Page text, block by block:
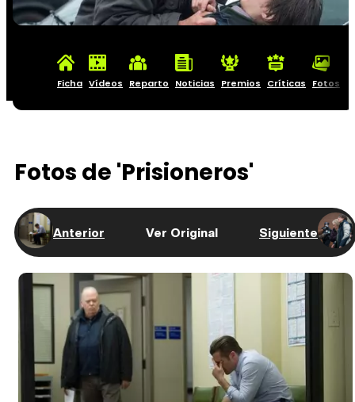
Ficha Vídeos Reparto Noticias Premios Críticas Fotos
Fotos de 'Prisioneros'
Anterior Ver Original Siguiente